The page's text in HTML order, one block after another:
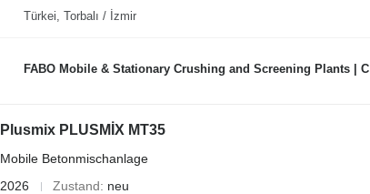
Türkei, Torbalı / İzmir
FABO Mobile & Stationary Crushing and Screening Plants | Concrete Batching Plants Manufacturer
Plusmix PLUSMİX MT35
Mobile Betonmischanlage
2026
Zustand
neu